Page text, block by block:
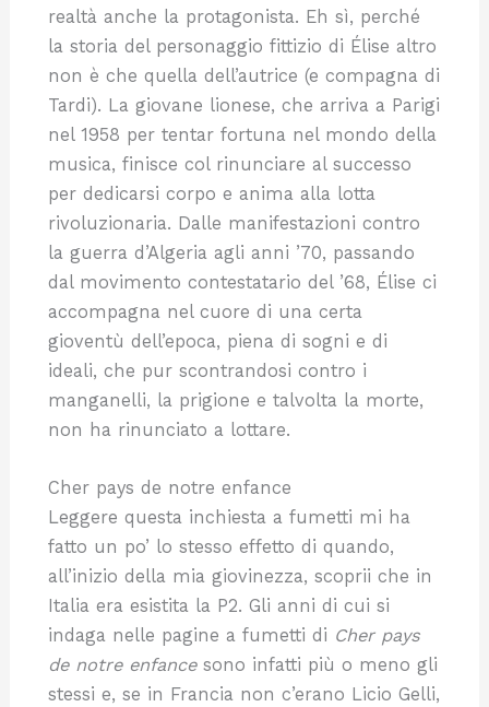
realtà anche la protagonista. Eh sì, perché
la storia del personaggio fittizio di Élise altro
non è che quella dell’autrice (e compagna di
Tardi). La giovane lionese, che arriva a Parigi
nel 1958 per tentar fortuna nel mondo della
musica, finisce col rinunciare al successo
per dedicarsi corpo e anima alla lotta
rivoluzionaria. Dalle manifestazioni contro
la guerra d’Algeria agli anni ’70, passando
dal movimento contestatario del ’68, Élise ci
accompagna nel cuore di una certa
gioventù dell’epoca, piena di sogni e di
ideali, che pur scontrandosi contro i
manganelli, la prigione e talvolta la morte,
non ha rinunciato a lottare.
Cher pays de notre enfance
Leggere questa inchiesta a fumetti mi ha
fatto un po’ lo stesso effetto di quando,
all’inizio della mia giovinezza, scoprii che in
Italia era esistita la P2. Gli anni di cui si
indaga nelle pagine a fumetti di Cher pays
de notre enfancesono infatti più o meno gli
stessi e, se in Francia non c’erano Licio Gelli,